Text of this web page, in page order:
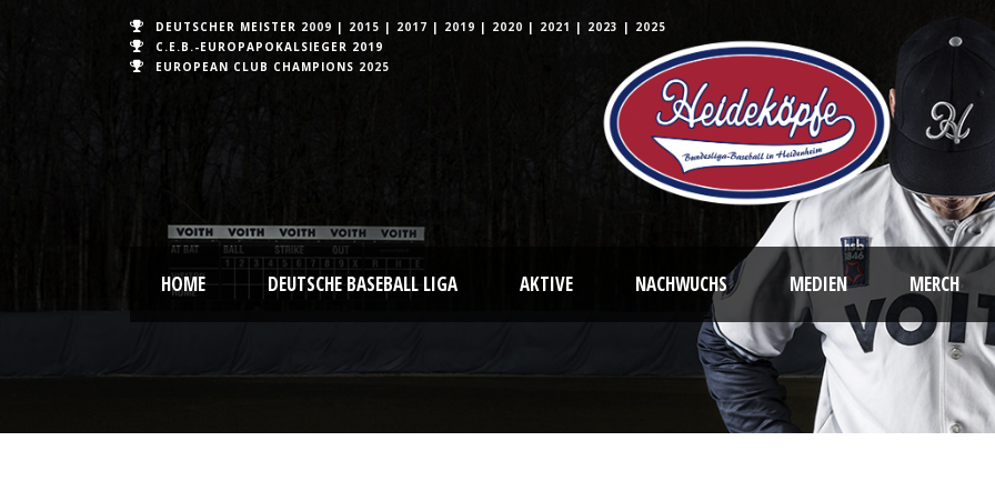
DEUTSCHER MEISTER 2009 | 2015 | 2017 | 2019 | 2020 | 2021 | 2023 | 2025
C.E.B.-EUROPAPOKALSIEGER 2019
EUROPEAN CLUB CHAMPIONS 2025
HOME DEUTSCHE BASEBALL LIGA AKTIVE NACHWUCHS MEDIEN MERCH